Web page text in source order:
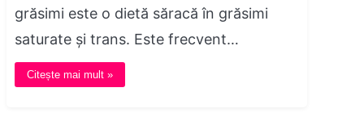
grăsimi este o dietă săracă în grăsimi
saturate și trans. Este frecvent…
Citește mai mult »